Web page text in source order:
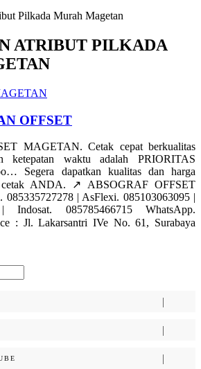
Pilkada Murah Magetan
ATRIBUT PILKADA
OFFSET
MAGETAN. Cetak cepat berkualitas
ketepatan waktu adalah PRIORITAS
Segera dapatkan kualitas dan harga
ANDA. ↗️ ABSOGRAF OFFSET
085335727278 | AsFlexi. 085103063095 |
085785466715 WhatsApp.
: Jl. Lakarsantri IVe No. 61, Surabaya